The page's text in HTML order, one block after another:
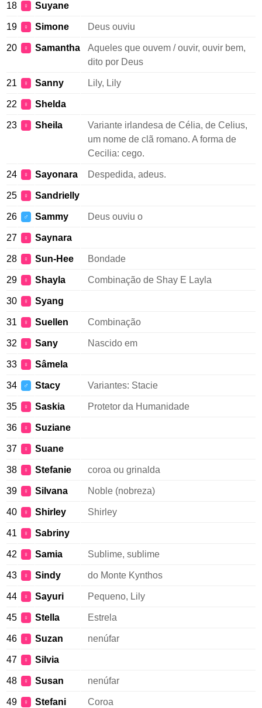
18 ♀ Suyane
19 ♀ Simone Deus ouviu
20 ♀ Samantha
Aqueles que ouvem / ouvir, ouvir bem,
dito por Deus
21 ♀ Sanny Lily, Lily
22 ♀ Shelda
23 ♀ Sheila
Variante irlandesa de Célia, de Celius,
um nome de clã romano. A forma de
Cecilia: cego.
24 ♀ Sayonara Despedida, adeus.
25 ♀ Sandrielly
26 ♂ Sammy Deus ouviu o
27 ♀ Saynara
28 ♀ Sun-Hee Bondade
29 ♀ Shayla Combinação de Shay E Layla
30 ♀ Syang
31 ♀ Suellen Combinação
32 ♀ Sany Nascido em
33 ♀ Sâmela
34 ♂ Stacy Variantes: Stacie
35 ♀ Saskia Protetor da Humanidade
36 ♀ Suziane
37 ♀ Suane
38 ♀ Stefanie coroa ou grinalda
39 ♀ Silvana Noble (nobreza)
40 ♀ Shirley Shirley
41 ♀ Sabriny
42 ♀ Samia Sublime, sublime
43 ♀ Sindy do Monte Kynthos
44 ♀ Sayuri Pequeno, Lily
45 ♀ Stella Estrela
46 ♀ Suzan nenúfar
47 ♀ Silvia
48 ♀ Susan nenúfar
49 ♀ Stefani Coroa